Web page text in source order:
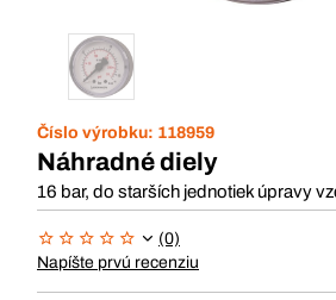
Číslo výrobku: 118959
Náhradné diely
16 bar, do starších jednotiek úpravy
(0)
Napíšte prvú recenziu